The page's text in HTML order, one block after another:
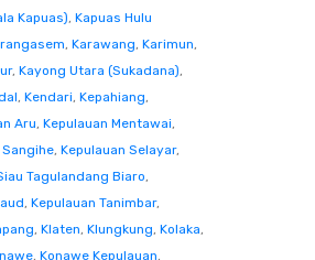
Kapuas), Kapuas Hulu
, Karawang, Karimun,
, Kayong Utara (Sukadana),
, Kendari, Kepahiang,
Aru, Kepulauan Mentawai,
Sangihe, Kepulauan Selayar,
Tagulandang Biaro,
, Kepulauan Tanimbar,
, Klaten, Klungkung, Kolaka,
, Konawe Kepulauan,